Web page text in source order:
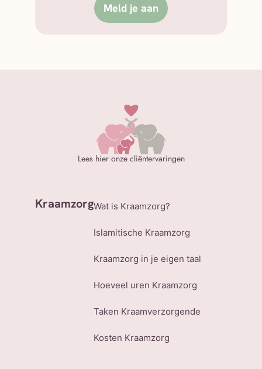
Meld je aan
Lees hier onze cliëntervaringen
KraamzorgWat is Kraamzorg?
Islamitische Kraamzorg
Kraamzorg in je eigen taal
Hoeveel uren Kraamzorg
Taken Kraamverzorgende
Kosten Kraamzorg